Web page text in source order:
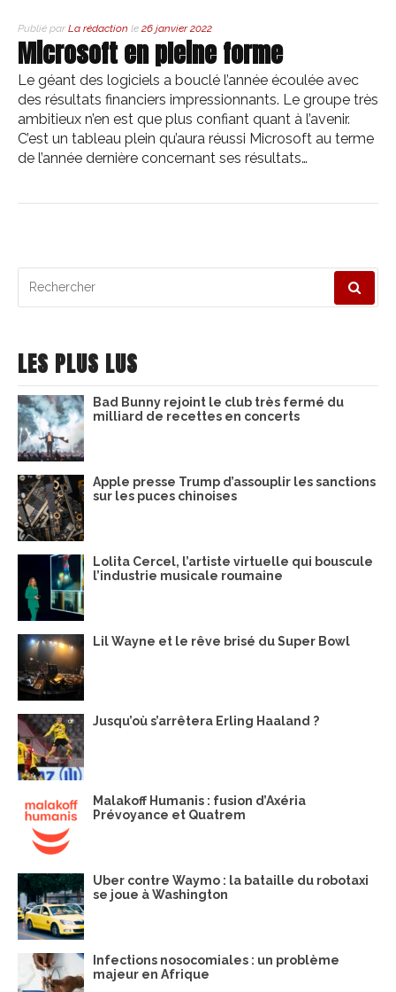
Publié par La rédaction le 26 janvier 2022
Microsoft en pleine forme
Le géant des logiciels a bouclé l’année écoulée avec
des résultats financiers impressionnants. Le groupe très
ambitieux n’en est que plus confiant quant à l’avenir.
C’est un tableau plein qu’aura réussi Microsoft au terme
de l’année dernière concernant ses résultats…
pour
LES PLUS LUS
Bad Bunny rejoint le club très fermé du
milliard de recettes en concerts
Apple presse Trump d’assouplir les sanctions
sur les puces chinoises
Lolita Cercel, l’artiste virtuelle qui bouscule
l’industrie musicale roumaine
Lil Wayne et le rêve brisé du Super Bowl
Jusqu’où s’arrêtera Erling Haaland ?
Malakoff Humanis : fusion d’Axéria
Prévoyance et Quatrem
Uber contre Waymo : la bataille du robotaxi
se joue à Washington
Infections nosocomiales : un problème
majeur en Afrique